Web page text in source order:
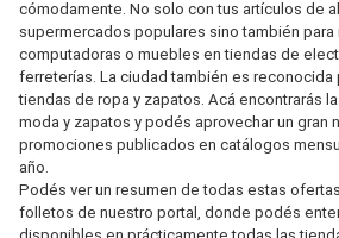
cómodamente. No solo con tus artículos de
supermercados populares sino también para
computadoras o muebles en tiendas de
ferreterías. La ciudad también es reconocida
tiendas de ropa y zapatos. Acá encontrarás
moda y zapatos y podés aprovechar un gran
promociones publicados en catálogos
año.
Podés ver un resumen de todas estas
folletos de nuestro portal, donde podés